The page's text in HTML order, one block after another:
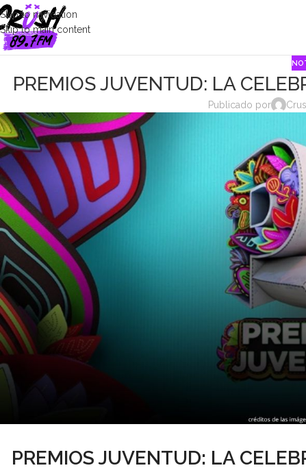
Skip to navigation
Skip to main content
PREMIOS JUVENTUD: LA
Publicado por
PREMIOS JUVENTUD: LA